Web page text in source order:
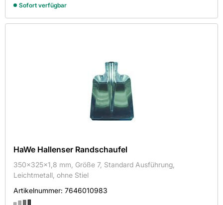
Sofort verfügbar
HaWe Hallenser Randschaufel
350x325x1,8 mm, Größe 7, Standard Ausführung,
Leichtmetall, ohne Stiel
Artikelnummer: 7646010983